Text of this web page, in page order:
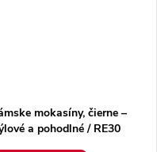
mokasíny, čierne –
a pohodlné / RE30